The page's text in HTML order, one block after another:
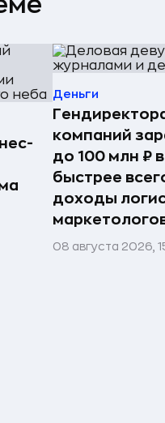
Деньги
компаний
до 100 млн ₽
быстрее
доходы
08 августа 2026,